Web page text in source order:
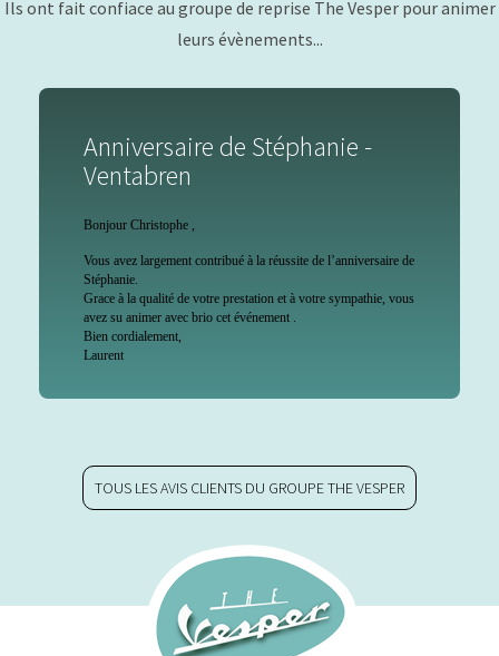
Ils ont fait confiace au groupe de reprise The Vesper pour animer
leurs évènements...
Anniversaire de Stéphanie -
Ventabren
Bonjour Christophe ,
Vous avez largement contribué à la réussite de l’anniversaire de
Stéphanie.
Grace à la qualité de votre prestation et à votre sympathie, vous
avez su animer avec brio cet événement .
Bien cordialement,
Laurent
TOUS LES AVIS CLIENTS DU GROUPE THE VESPER